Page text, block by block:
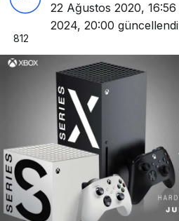
22 Ağustos 2020, 16:56
2024, 20:00 güncellendi
812